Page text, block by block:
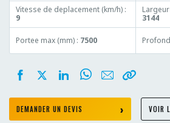
Vitesse de deplacement (km/h) :
9
3144
Portee max (mm) : 7500
DEMANDER UN DEVIS VOIR